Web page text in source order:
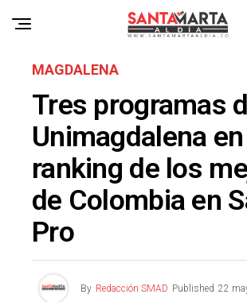
MAGDALENA
Tres programas
Unimagdalena
ranking de los
de Colombia en
Pro
By Redacción SMAD Published 22